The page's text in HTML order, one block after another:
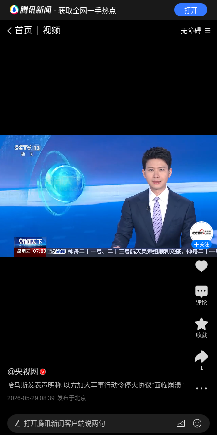
· 获取全网一手热点 打开
首页 视频 无障碍
@央视网
哈马斯发表声明称 以方加大军事行动令停火协议“面临崩溃”
2026-05-29 08:39 发布于北京
关注
评论
收藏
1
打开腾讯新闻客户端说两句